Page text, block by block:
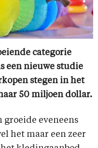
categorie
een nieuwe studie
stegen in het
50 miljoen dollar.
groeide eveneens
het maar een zeer